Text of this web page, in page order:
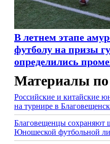
В летнем этапе
футболу на призы
определились
Материалы по
Российские и китайские
на турнире в
Благовещенцы сохраняют
Юношеской футбольной